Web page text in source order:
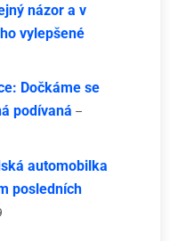
názor a v
vylepšené
Dočkáme se
podívaná –
automobilka
posledních